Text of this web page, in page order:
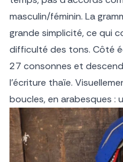
masculin/féminin. La
grande simplicité, ce qui
difficulté des tons. Côté
27 consonnes et
l’écriture thaïe.
boucles, en arabesques :